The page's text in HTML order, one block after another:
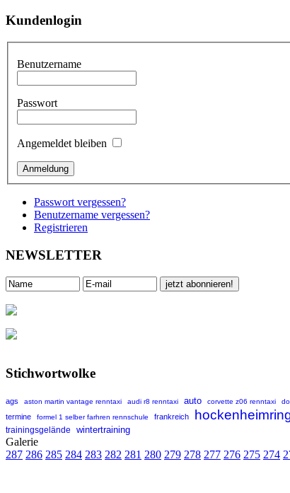
Kundenlogin
Benutzername
Passwort
Angemeldet bleiben
Passwort vergessen?
Benutzername vergessen?
Registrieren
NEWSLETTER
Stichwortwolke
ags aston martin vantage renntaxi audi r8 renntaxi auto corvette z06 renntaxi
termine
formel 1 selber farhren rennschule frankreich
trainingsgelände wintertraining
Galerie
287 286 285 284 283 282 281 280 279 278 277 276 275 274